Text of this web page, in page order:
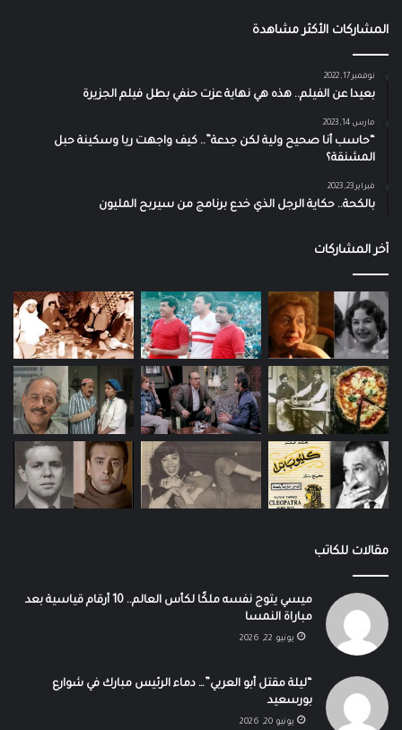
المشاركات الأكثر مشاهدة
نوفمبر 17, 2022
بعيدا عن الفيلم.. هذه هي نهاية عزت حنفي بطل فيلم الجزيرة
مارس 14, 2023
“حاسب أنا صحيح ولية لكن جدعة”.. كيف واجهت ريا وسكينة حبل
المشنقة؟
فبراير 23, 2023
بالكحة.. حكاية الرجل الذي خدع برنامج من سيربح المليون
آخر المشاركات
مقالات للكاتب
ميسي يتوج نفسه ملكًا لكأس العالم.. 10 أرقام قياسية بعد
مباراة النمسا
يونيو 22, 2026
“ليلة مقتل أبو العربي”… دماء الرئيس مبارك في شوارع
بورسعيد
يونيو 20, 2026